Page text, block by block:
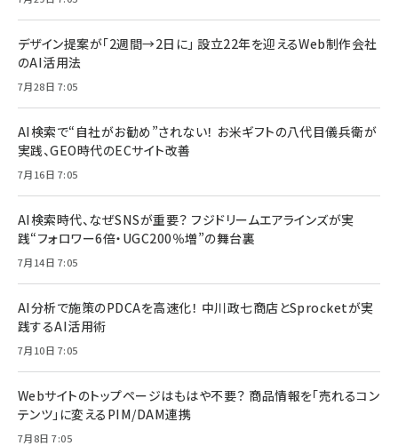
デザイン提案が「2週間→2日に」 設立22年を迎えるWeb制作会社
のAI活用法
7月28日 7:05
AI検索で“自社がお勧め”されない！ お米ギフトの八代目儀兵衛が
実践、GEO時代のECサイト改善
7月16日 7:05
AI検索時代、なぜSNSが重要？ フジドリームエアラインズが実
践“フォロワー6倍・UGC200％増”の舞台裏
7月14日 7:05
AI分析で施策のPDCAを高速化！ 中川政七商店とSprocketが実
践するAI活用術
7月10日 7:05
Webサイトのトップページはもはや不要？ 商品情報を「売れるコン
テンツ」に変えるPIM/DAM連携
7月8日 7:05